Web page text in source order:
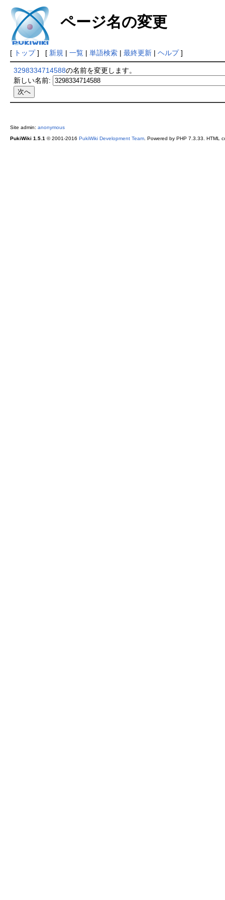
ページ名の変更
[ トップ] [ 新規 | 一覧| 単語検索| 最終更新| ヘルプ]
3298334714588の名前を変更します。
新しい名前:
Site admin: anonymous
PukiWiki 1.5.1 © 2001-2016 PukiWiki Development Team. Powered by PHP 7.3.33. HTML